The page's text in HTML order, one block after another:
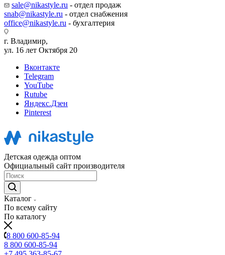
sale@nikastyle.ru - отдел продаж
snab@nikastyle.ru - отдел снабжения
office@nikastyle.ru - бухгалтерия
г. Владимир,
ул. 16 лет Октября 20
Вконтакте
Telegram
YouTube
Rutube
Яндекс.Дзен
Pinterest
Детская одежда оптом
Официальный сайт производителя
Каталог
По всему сайту
По каталогу
8 800 600-85-94
8 800 600-85-94